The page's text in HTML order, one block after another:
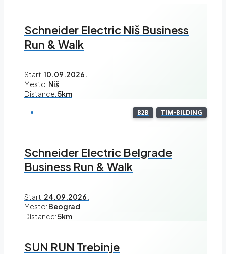
Schneider Electric Niš Business
Run & Walk
Start:10.09.2026.
Mesto: Niš
Distance:5km
B2B TIM-BILDING
Schneider Electric Belgrade
Business Run & Walk
Start: 24.09.2026.
Mesto: Beograd
Distance:5km
SUN RUN Trebinje